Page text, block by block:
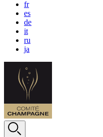
fr
es
de
it
ru
ja